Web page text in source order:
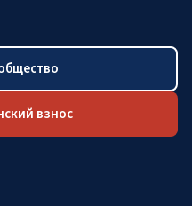
взнос